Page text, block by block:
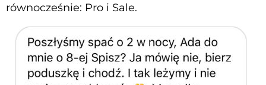
równocześnie: Pro i Sale.